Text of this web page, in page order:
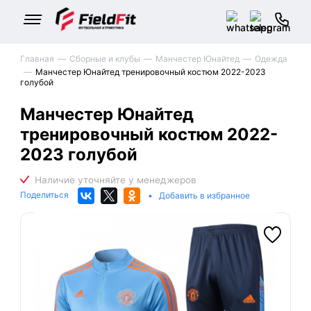
Главная Сборные и клубы Манчестер Юнайтед
Одежда
Манчестер Юнайтед тренировочный костюм 2022-2023
голубой
Манчестер Юнайтед
тренировочный костюм 2022-
2023 голубой
Поделиться • Добавить в избранное